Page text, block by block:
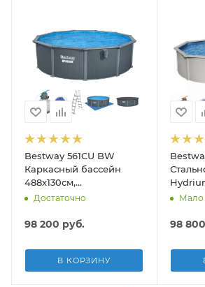
Bestway 561CU BW
Каркасный бассейн
488х130см,
композитный, 21490л,
лестн, тент, подст, дисп.
Достаточно
98 200 руб.
В КОРЗИНУ
подст.
Мало
98 800